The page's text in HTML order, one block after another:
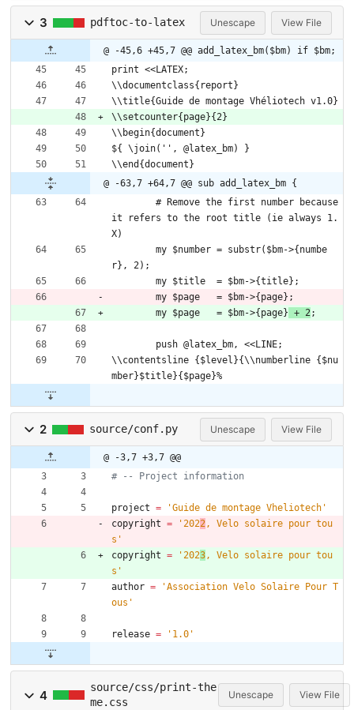
3 pdftoc-to-latex Unescape View File
@ -45,6 +45,7 @@ add_latex_bm($bm) if $bm;
print <<LATEX;
\\documentclass{report}
\\title{Guide de montage Vhéliotech v1.0}
\\setcounter{page}{2}
\\begin{document}
${ \join('', @latex_bm) }
\\end{document}
@ -63,7 +64,7 @@ sub add_latex_bm {
it refers to the root title (ie always 1.
X)
r}, 2);
	my $title  = $bm->{title};
	my $page   = $bm->{page};
	my $page   = $bm->{page}
+ 2;
	push @latex_bm, <<LINE;
\\contentsline {$level}{\\numberline {$nu
mber}$title}{$page}%
2 source/conf.py Unescape View File
@ -3,7 +3,7 @@
# -- Project information
project = 'Guide de montage Vheliotech '
copyright = '2022, Velo solaire pour tou
s '
copyright = '2023, Velo solaire pour tou
s '
author = 'Association Velo Solaire Pour T
ous '
release = ' 1.0 '
4
source/css/print-the
me.css
Unescape View File